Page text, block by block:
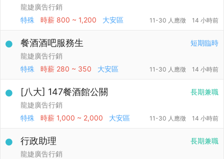
龍婕廣告行銷
特殊
時薪 800 ~ 1,200 大安區 11-30 人應徵 14 小時前
短期臨時
餐酒酒吧服務生
龍婕廣告行銷
特殊
時薪 280 ~ 350 大安區 11-30 人應徵 14 小時前
長期兼職
[八大] 147餐酒館公關
龍婕廣告行銷
特殊
時薪 1,000 ~ 2,000 大安區 11-30 人應徵 14 小時前
長期兼職
行政助理
龍婕廣告行銷